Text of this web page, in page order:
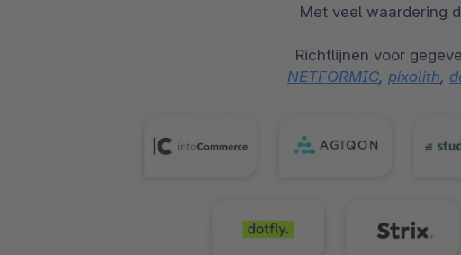
Met veel waardering
Richtlijnen voor
NETFORMIC, pixolith,